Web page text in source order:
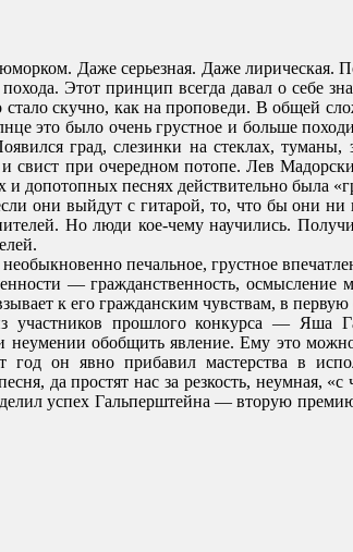
Даже серьезная. Даже лирическая.
похода. Этот принцип всегда давал о себе
скучно, как на проповеди. В общей
это было очень грустное и больше
град, слезинки на стеклах,
свист при очередном потопе. Лев
допотопных песнях действительно была
они выйдут с гитарой, то, что бы они
Но люди кое-чему научились.
печальное, грустное
— гражданственность,
к его гражданским чувствам, в первую
участников прошлого конкурса —
неумении обобщить явление. Ему это
он явно прибавил мастерства в
да простят нас за резкость, неумная,
успех Гальперштейна — вторую